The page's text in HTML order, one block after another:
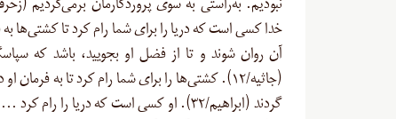
خدا کسی است که دریا را برای شما رام کرد تا کشتی‌ها به
آن روان شوند و تا از فضل او بجویید، باشد که
(جاثیه/۱۲). کشتی‌ها را برای شما رام کرد تا به فرمان
گردند (ابراهیم/۳۲). او کسی است که دریا را رام